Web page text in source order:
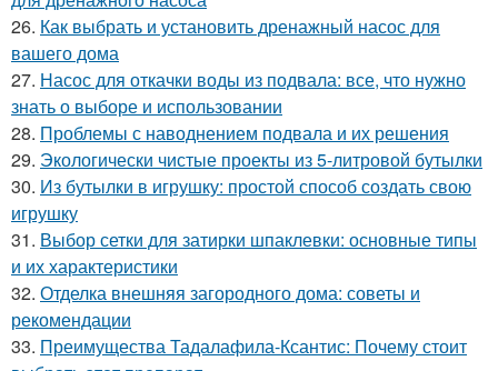
26. Как выбрать и установить дренажный насос для
вашего дома
27. Насос для откачки воды из подвала: все, что нужно
знать о выборе и использовании
28. Проблемы с наводнением подвала и их решения
29. Экологически чистые проекты из 5-литровой бутылки
30. Из бутылки в игрушку: простой способ создать свою
игрушку
31. Выбор сетки для затирки шпаклевки: основные типы
и их характеристики
32. Отделка внешняя загородного дома: советы и
рекомендации
33. Преимущества Тадалафила-Ксантис: Почему стоит